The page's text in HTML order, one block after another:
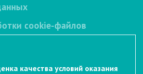
cookie-файлов
качества условий оказания